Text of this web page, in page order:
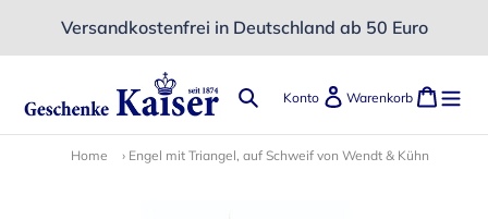
Versandkostenfrei in Deutschland ab 50 Euro
Suchen
Konto Einloggen
Warenkorb
Home › Engel mit Triangel, auf Schweif von Wendt & Kühn